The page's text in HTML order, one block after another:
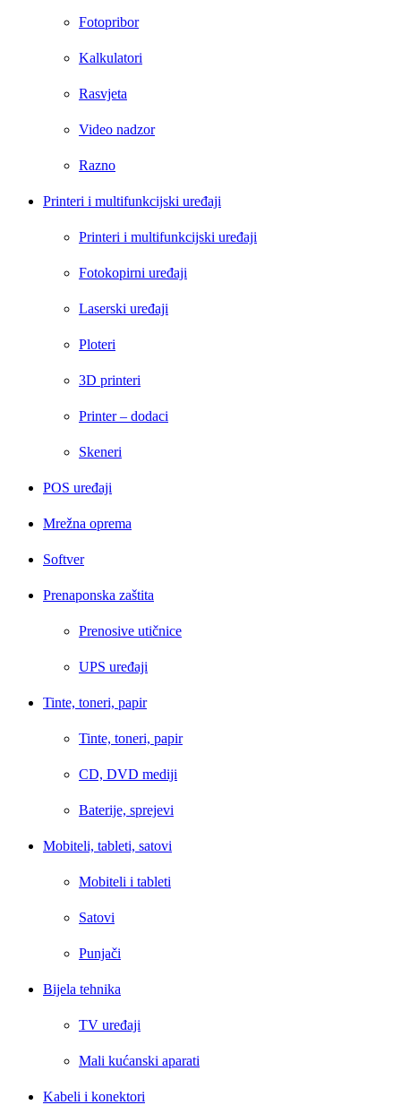
Fotopribor
Kalkulatori
Rasvjeta
Video nadzor
Razno
Printeri i multifunkcijski uređaji
Printeri i multifunkcijski uređaji
Fotokopirni uređaji
Laserski uređaji
Ploteri
3D printeri
Printer – dodaci
Skeneri
POS uređaji
Mrežna oprema
Softver
Prenaponska zaštita
Prenosive utičnice
UPS uređaji
Tinte, toneri, papir
Tinte, toneri, papir
CD, DVD mediji
Baterije, sprejevi
Mobiteli, tableti, satovi
Mobiteli i tableti
Satovi
Punjači
Bijela tehnika
TV uređaji
Mali kućanski aparati
Kabeli i konektori